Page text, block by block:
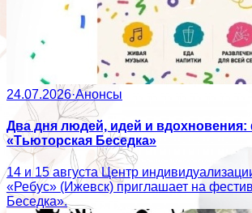
24.07.2026·Анонсы
Два дня людей, идей и вдохновения:
«Тьюторская Беседка»
14 и 15 августа Центр
«Ребус» (Ижевск) приглашает на
Беседка».